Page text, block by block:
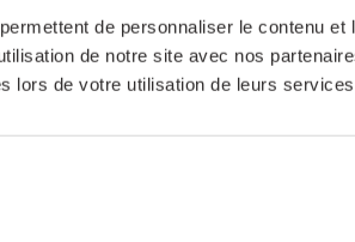
de personnaliser le contenu
de notre site avec nos
lors de votre utilisation de leurs